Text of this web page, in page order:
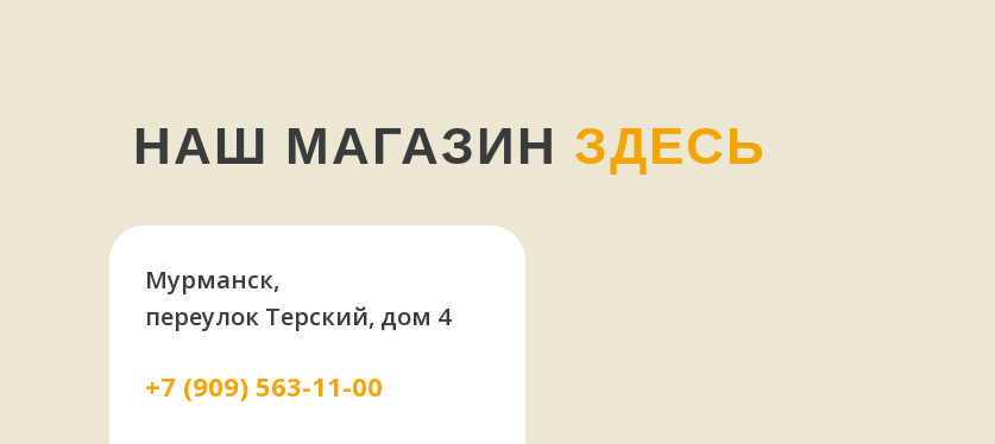
НАШ МАГАЗИН ЗДЕСЬ
Мурманск,
переулок Терский, дом 4
+7 (909) 563-11-00